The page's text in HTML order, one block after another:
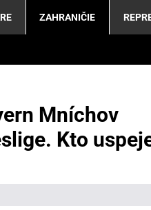
ZAHRANIČIE
Mníchov
Kto